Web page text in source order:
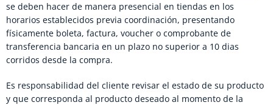
se deben hacer de manera presencial en tiendas en los
horarios establecidos previa coordinación, presentando
físicamente boleta, factura, voucher o comprobante de
transferencia bancaria en un plazo no superior a 10 dias
corridos desde la compra.
Es responsabilidad del cliente revisar el estado de su producto
y que corresponda al producto deseado al momento de la